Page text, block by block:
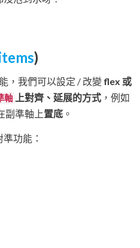
)
，我們可以設定 / 改變 flex 或
軸 上對齊、延展的方式 ，例如
副準軸上置底 。
功能：